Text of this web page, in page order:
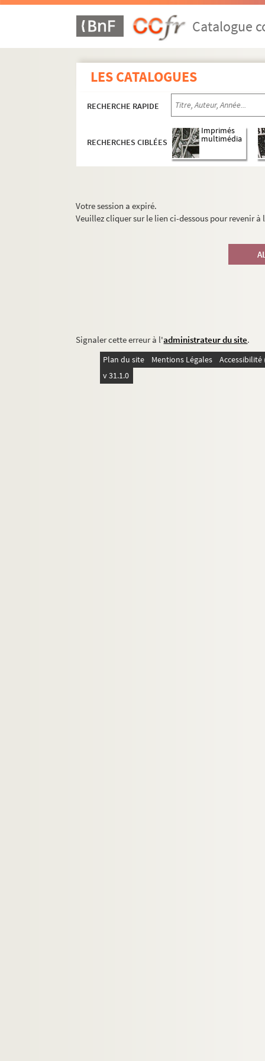
Catalogue
LES CATALOGUES
RECHERCHE RAPIDE
RECHERCHES CIBLÉES
Imprimés
multimédia
Votre session a expiré.
Veuillez cliquer sur le lien ci-dessous pour revenir
Signaler cette erreur à l'administrateur du site.
Plan du site Mentions Légales
v 31.1.0